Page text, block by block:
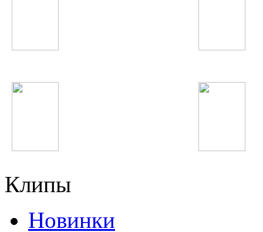
Клипы
Новинки